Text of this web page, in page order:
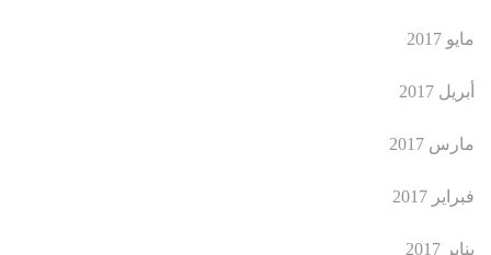
مايو 2017
أبريل 2017
مارس 2017
فبراير 2017
يناير 2017